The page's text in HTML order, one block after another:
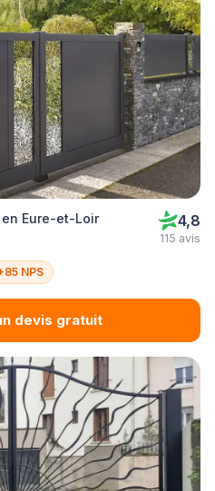
Eure-et-Loir 4,8
115 avis
NPS
devis gratuit